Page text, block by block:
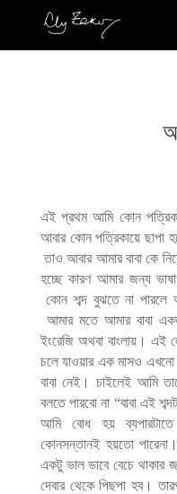
এই প্রথম আমি কোন
আবার কোন পত্রিকায়ে ছাপা
তাও আবার আমার বাবা কে
হচ্ছে কারণ আমার জন্য
কোন শব্দ বুঝতে না পারলে
আমার মতে আমার বাবা
ইংরেজি অথবা বাংলায়। এই
চলে যাওয়ার এক মাসও এখনো
বাবা নেই। চাইলেই আমি
বলতে পারবো না “বাবা এই
আমি
বোধ হয় ব্যপারটাতে
কোনসন্তানই হয়তো পারেনা।
একটু ভাল ভাবে বেচে থাকার
দেবার থেকে পিছপা হব।